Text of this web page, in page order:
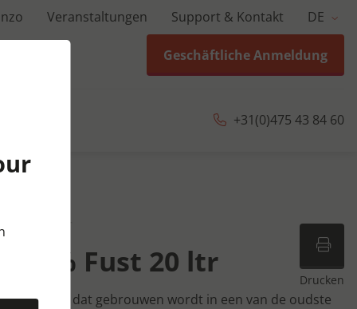
Veranstaltungen Support & Kontakt DE
Geschäftliche Anmeldung
+31(0)475 43 84 60
| 20 ltr
Drucken
Fust 20 ltr
bier dat gebrouwen wordt in een van de oudste